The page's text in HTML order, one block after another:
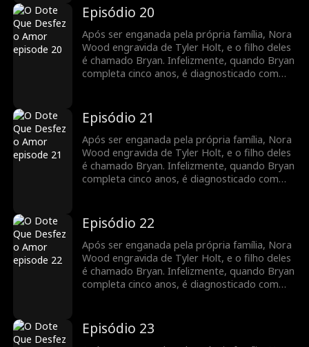
família que Tyler lhe deu, desencadeando uma
busca por Bryan pela família Holt em toda a
cidade. Enquanto isso, Nora se junta ao Holt
Group como secretária de Tyler. À medida
que trabalham juntos, seus sentimentos um
pelo outro crescem, e o relacionamento deles
Episódio 20
Após ser enganada pela própria família, Nora
Wood engravida de Tyler Holt, e o filho deles
é chamado Bryan. Infelizmente, quando Bryan
completa cinco anos, é diagnosticado com
família que Tyler lhe deu, desencadeando uma
busca por Bryan pela família Holt em toda a
cidade. Enquanto isso, Nora se junta ao Holt
Group como secretária de Tyler. À medida
que trabalham juntos, seus sentimentos um
pelo outro crescem, e o relacionamento deles
Episódio 21
Após ser enganada pela própria família, Nora
Wood engravida de Tyler Holt, e o filho deles
é chamado Bryan. Infelizmente, quando Bryan
completa cinco anos, é diagnosticado com
família que Tyler lhe deu, desencadeando uma
busca por Bryan pela família Holt em toda a
cidade. Enquanto isso, Nora se junta ao Holt
Group como secretária de Tyler. À medida
que trabalham juntos, seus sentimentos um
pelo outro crescem, e o relacionamento deles
Episódio 22
Após ser enganada pela própria família, Nora
Wood engravida de Tyler Holt, e o filho deles
é chamado Bryan. Infelizmente, quando Bryan
completa cinco anos, é diagnosticado com
família que Tyler lhe deu, desencadeando uma
busca por Bryan pela família Holt em toda a
Episódio 23